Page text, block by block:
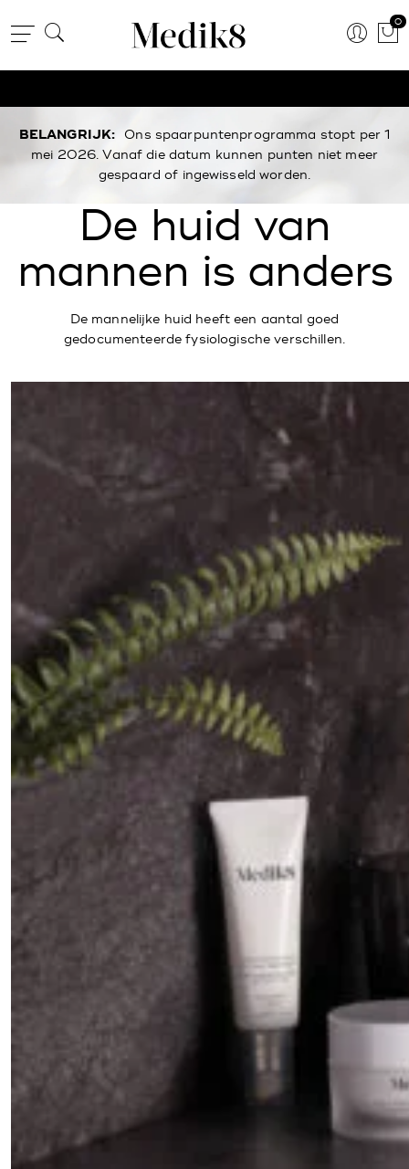
0
BELANGRIJK:
Ons spaarpuntenprogramma stopt per 1
mei 2026. Vanaf die datum kunnen punten niet meer
gespaard of ingewisseld worden.
De huid van
mannen is anders
De mannelijke huid heeft een aantal goed
gedocumenteerde fysiologische verschillen.